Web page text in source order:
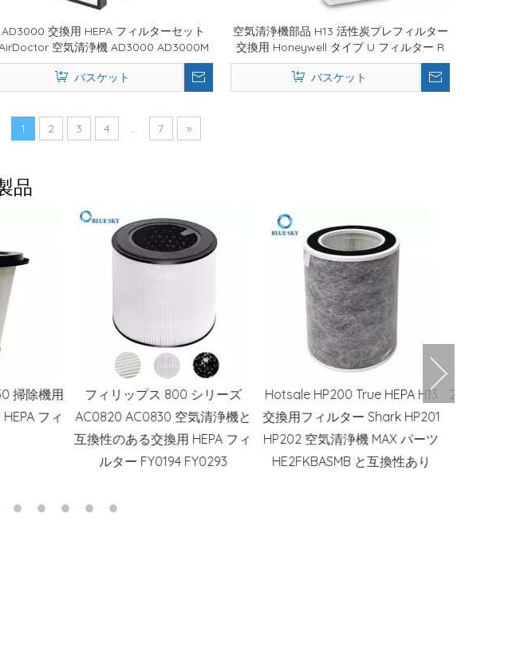
AD3000 交換用 HEPA フィルターセット
空気清浄機 AD3000 AD3000M
Air Doctor 空気清浄機部品 ADF3001
ADF3002
バスケット
空気清浄機部品 H13 活性炭プレフィルター
交換用 Honeywell タイプ U フィルター R
HRF201B HHT270 HHT270W HHT290
バスケット
1 2 3 4 ... 7 »
品
シリーズ
清浄機と
HEPA フィ
Hotsale HP200 True HEPA H13
交換用フィルター Shark HP201
HP202 空気清浄機 MAX パーツ
HE2FKBASMB と互換性あり
24x24X12 高性能 H13 HEPA フィ
ルター深いプリーツ ボックス
HVAC システム エア フィルタ
ー